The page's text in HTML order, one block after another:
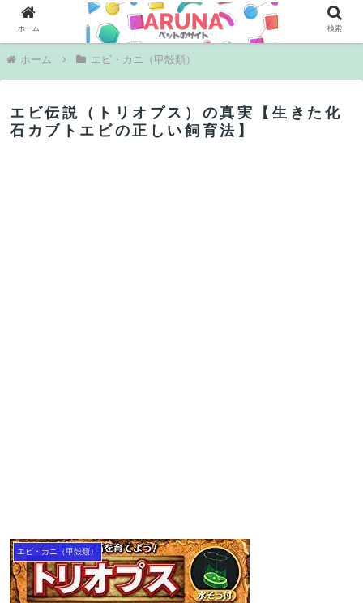
PR
ホーム エビ・カニ（甲殻類）
エビ伝説（トリオプス）の真実【生きた化
石カブトエビの正しい飼育法】
エビ・カニ（甲殻類）
ホーム 検索